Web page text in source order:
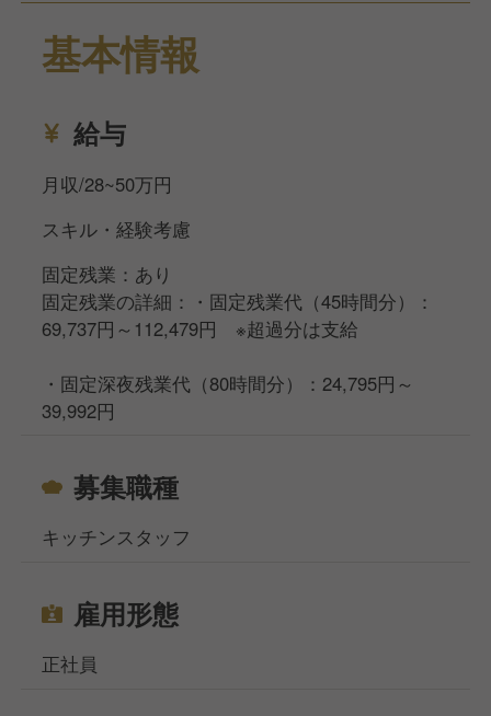
基本情報
給与
月収/28~50万円
スキル・経験考慮
固定残業：あり
固定残業の詳細：・固定残業代（45時間分）：
69,737円～112,479円 ※超過分は支給
・固定深夜残業代（80時間分）：24,795円～
39,992円
募集職種
キッチンスタッフ
雇用形態
正社員